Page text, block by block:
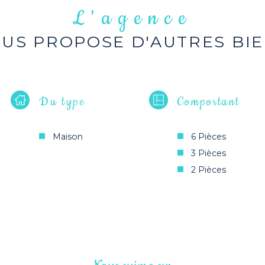
L'agence
PROPOSE D'AUTRES
Du type
Maison
Comportant
6 Pièces
3 Pièces
2 Pièces